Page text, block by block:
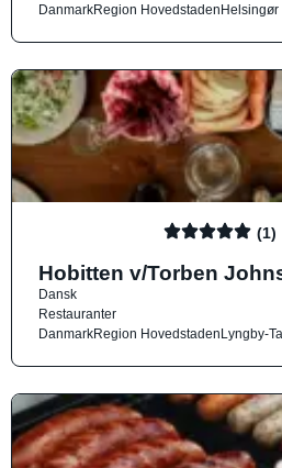
DanmarkRegion HovedstadenHelsingør
(1)
Hobitten v/Torben
Dansk
Restauranter
DanmarkRegion HovedstadenLyngby-